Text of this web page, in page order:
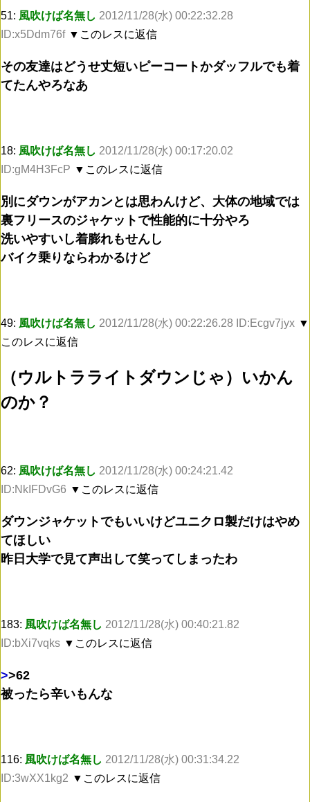
51: 風吹けば名無し 2012/11/28(水) 00:22:32.28
ID:x5Ddm76f ▼このレスに返信
その友達はどうせ丈短いピーコートかダッフルでも着
てたんやろなあ
18: 風吹けば名無し 2012/11/28(水) 00:17:20.02
ID:gM4H3FcP ▼このレスに返信
別にダウンがアカンとは思わんけど、大体の地域では
裏フリースのジャケットで性能的に十分やろ
洗いやすいし着膨れもせんし
バイク乗りならわかるけど
49: 風吹けば名無し 2012/11/28(水) 00:22:26.28 ID:Ecgv7jyx ▼
このレスに返信
（ウルトラライトダウンじゃ）いかん
のか？
62: 風吹けば名無し 2012/11/28(水) 00:24:21.42
ID:NkIFDvG6 ▼このレスに返信
ダウンジャケットでもいいけどユニクロ製だけはやめ
てほしい
昨日大学で見て声出して笑ってしまったわ
183: 風吹けば名無し 2012/11/28(水) 00:40:21.82
ID:bXi7vqks ▼このレスに返信
>>62
被ったら辛いもんな
116: 風吹けば名無し 2012/11/28(水) 00:31:34.22
ID:3wXX1kg2 ▼このレスに返信